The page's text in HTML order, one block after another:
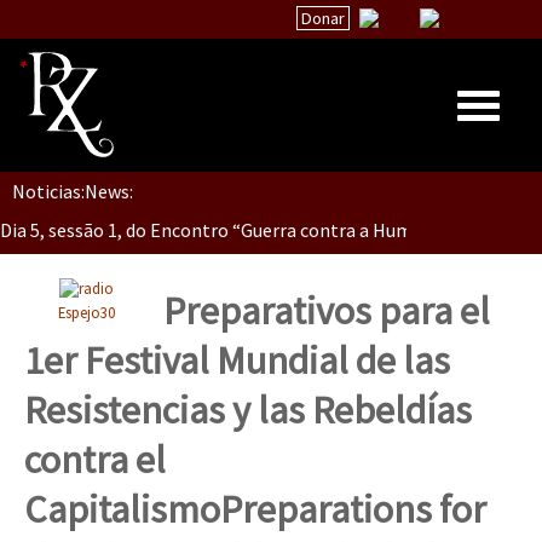
Donar
Inicio
Quiénes Somos
La palabra del EZLN
TEMAS
Chiapas
México
Latinoamérica
Noticias:News:
Dia 5, Sessão 2, Encontro “Guerra contra la Humanidad”
Dia 5, sessão 1, do Encontro “Guerra contra a Humanidade”(As
Dia 4 – Encontro “Guerra contra a Humanidade” (As populações
Dia 3 do Encontro “Guerra contra a Humanidade”
Espejo30
Preparativos para el
1er Festival Mundial de las
Resistencias y las Rebeldías
contra el
CapitalismoPreparations for